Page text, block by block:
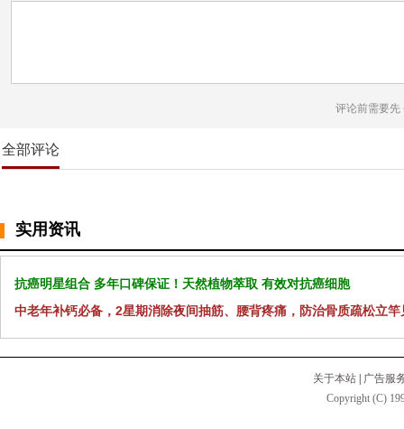
评论前需要先
全部评论
实用资讯
抗癌明星组合 多年口碑保证！天然植物萃取 有效对抗癌细胞
中老年补钙必备，2星期消除夜间抽筋、腰背疼痛，防治骨质疏松立竿
关于本站
广告服
Copyright (C)